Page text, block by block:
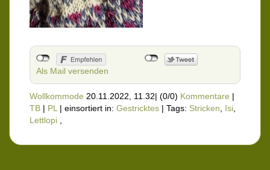
Als Mail versenden
Wollkommode 20.11.2022, 11.32| (0/0) Kommentare |
TB | PL| einsortiert in: Gestricktes | Tags: Stricken, Isi,
Lettlopi ,